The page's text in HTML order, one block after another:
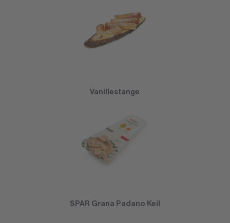
Vanillestange
SPAR Grana Padano Keil